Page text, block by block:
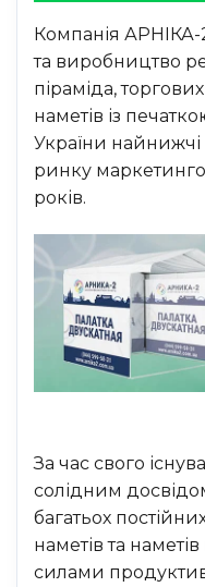
Компанія
та виробництво
піраміда,
наметів із
України
ринку
років.
За час свого
солідним
багатьох
наметів та
силами